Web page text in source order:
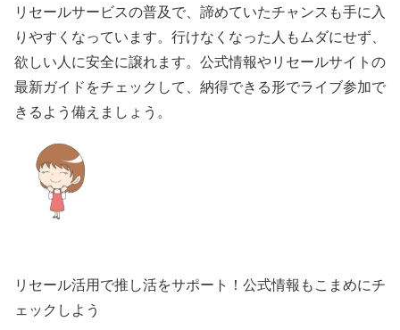
リセールサービスの普及で、諦めていたチャンスも手に入
りやすくなっています。行けなくなった人もムダにせず、
欲しい人に安全に譲れます。公式情報やリセールサイトの
最新ガイドをチェックして、納得できる形でライブ参加で
きるよう備えましょう。
リセール活用で推し活をサポート！公式情報もこまめにチ
ェックしよう